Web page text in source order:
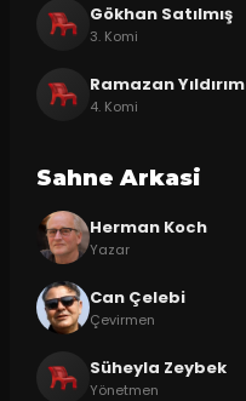
Gökhan Satılmış
3. Komi
Ramazan Yıldırım
4. Komi
Sahne Arkasi
Herman Koch
Yazar
Can Çelebi
Çevirmen
Süheyla Zeybek
Yönetmen